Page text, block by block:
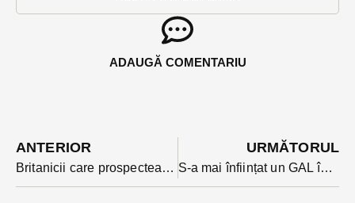
ADAUGĂ COMENTARIU
ANTERIOR
Britanicii care prospectează zăcămintele de aur și cupru din Zagra au anunțat ce bani investesc în prospecțiuni. Localnicii nu știu nimic dar s-ar bucura să-i vadă în comună
URMĂTORUL
S-a mai înființat un GAL în zona de câmpie din Bistrița-Năsăud. Pentru cheltuieli de funcționare primește 1,4 milioane de euro